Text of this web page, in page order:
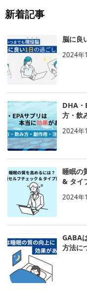
新着記事
脳に良
2024年
DHA・
方・飲
2024年
睡眠の
& タイ
2024年
GABA
方法に